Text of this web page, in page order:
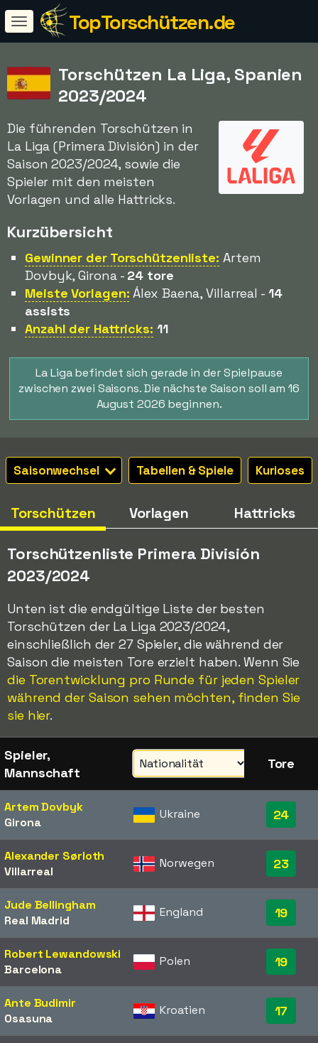
TopTorschützen.de
Torschützen La Liga, Spanien
2023/2024
Die führenden Torschützen in
La Liga (Primera División) in der
Saison 2023/2024, sowie die
Spieler mit den meisten
Vorlagen und alle Hattricks.
Kurzübersicht
Gewinner der Torschützenliste: Artem
Dovbyk, Girona - 24 tore
Meiste Vorlagen: Álex Baena, Villarreal - 14
assists
Anzahl der Hattricks: 11
La Liga befindet sich gerade in der Spielpause
zwischen zwei Saisons. Die nächste Saison soll am 16
August 2026 beginnen.
Saisonwechsel Tabellen & Spiele Kurioses
Torschützen Vorlagen Hattricks
Torschützenliste Primera División
2023/2024
Unten ist die endgültige Liste der besten
Torschützen der La Liga 2023/2024,
einschließlich der 27 Spieler, die während der
Saison die meisten Tore erzielt haben. Wenn Sie
die Torentwicklung pro Runde für jeden Spieler
während der Saison sehen möchten, finden Sie
sie hier.
Spieler,
Mannschaft
Tore
Artem Dovbyk
Girona
Ukraine 24
Alexander Sørloth
Villarreal
Norwegen 23
Jude Bellingham
Real Madrid
England 19
Robert Lewandowski
Barcelona
Polen 19
Ante Budimir
Osasuna
Kroatien 17